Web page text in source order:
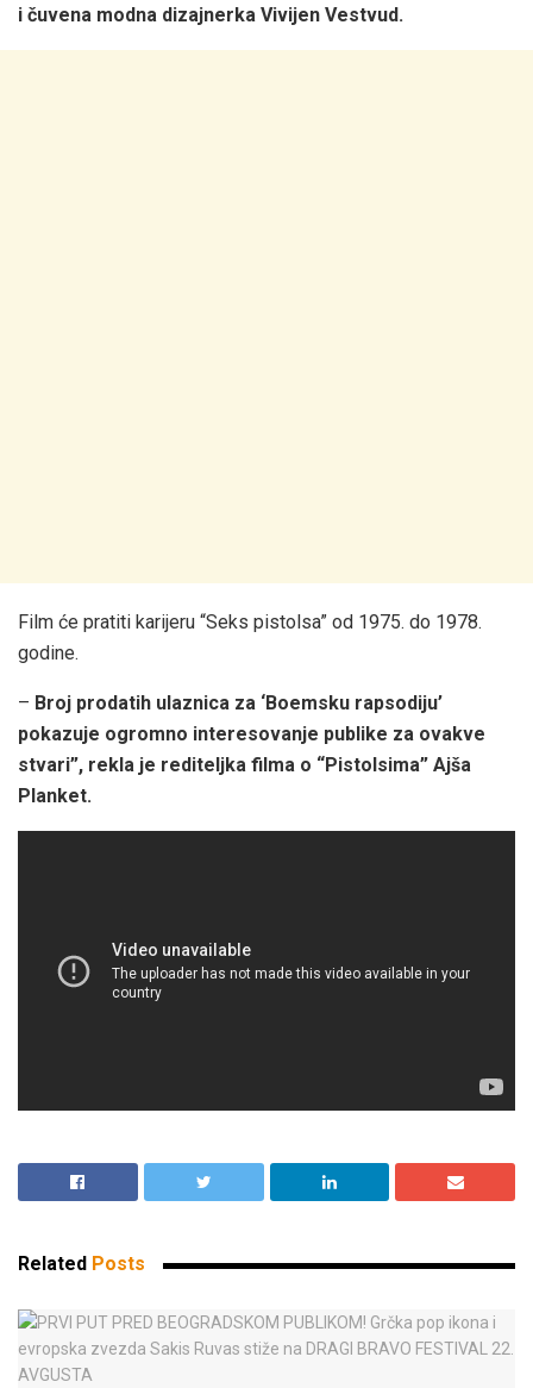
i čuvena modna dizajnerka Vivijen Vestvud.
Film će pratiti karijeru “Seks pistolsa” od 1975. do 1978.
godine.
– Broj prodatih ulaznica za ‘Boemsku rapsodiju’
pokazuje ogromno interesovanje publike za ovakve
stvari”, rekla je rediteljka filma o “Pistolsima” Ajša
Planket.
Related Posts